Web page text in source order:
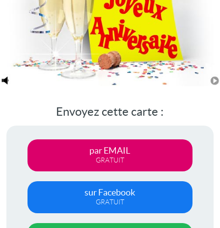
Envoyez cette carte :
par EMAIL
GRATUIT
sur Facebook
GRATUIT